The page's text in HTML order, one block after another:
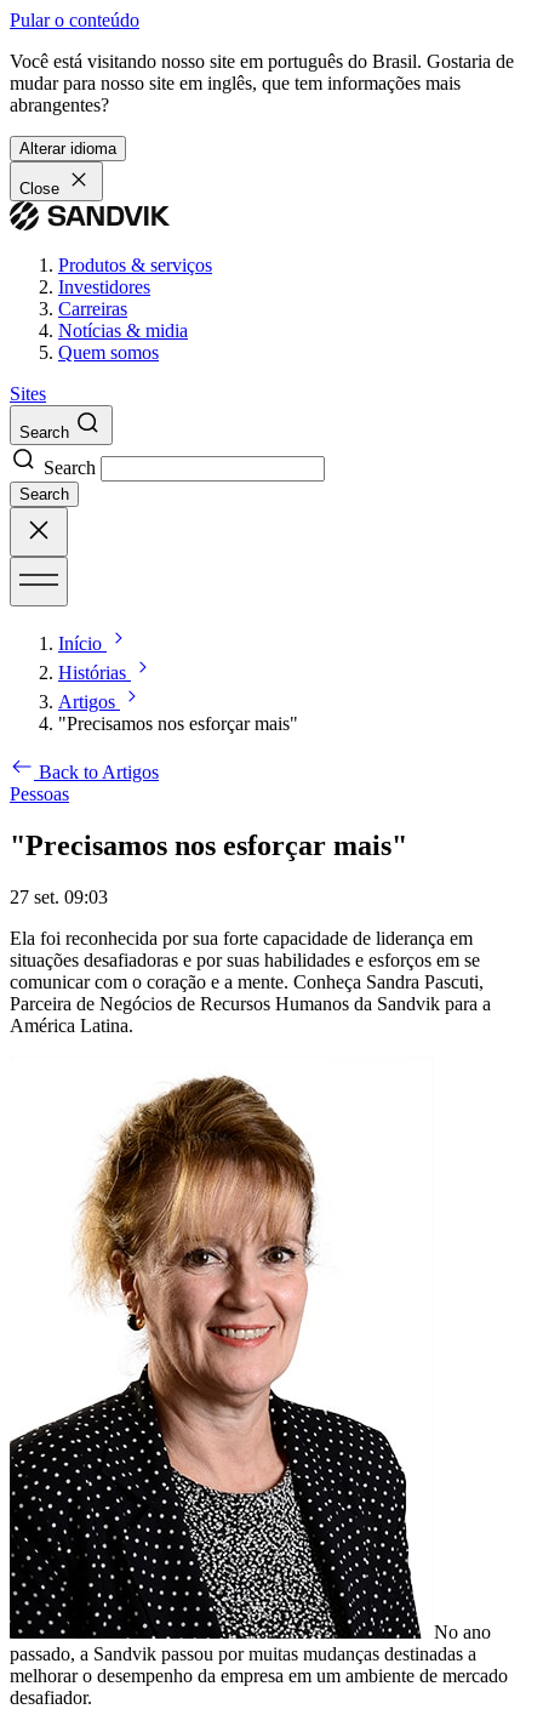
Pular o conteúdo
Você está visitando nosso site em português do Brasil. Gostaria de
mudar para nosso site em inglês, que tem informações mais
abrangentes?
Alterar idioma
Close
Produtos & serviços
Investidores
Carreiras
Notícias & midia
Quem somos
Sites
Search
Search
Search
Início
Histórias
Artigos
"Precisamos nos esforçar mais"
Back to Artigos
Pessoas
"Precisamos nos esforçar mais"
27 set. 09:03
Ela foi reconhecida por sua forte capacidade de liderança em
situações desafiadoras e por suas habilidades e esforços em se
comunicar com o coração e a mente. Conheça Sandra Pascuti,
Parceira de Negócios de Recursos Humanos da Sandvik para a
América Latina.
No ano
passado, a Sandvik passou por muitas mudanças destinadas a
melhorar o desempenho da empresa em um ambiente de mercado
desafiador.